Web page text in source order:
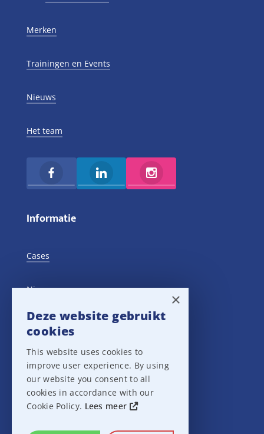
Merken
Trainingen en Events
Nieuws
Het team
Informatie
Cases
Nieuws
Training Events
Privacy verklaring
Disclaimer
×
Deze website gebruikt
cookies
This website uses cookies to
improve user experience. By using
our website you consent to all
cookies in accordance with our
Cookie Policy. Lees meer